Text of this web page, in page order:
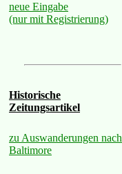
neue Eingabe
(nur mit Registrierung)
Historische
Zeitungsartikel
zu Auswanderungen nach
Baltimore